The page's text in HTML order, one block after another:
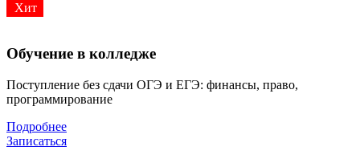
Хит
Обучение в колледже
Поступление без сдачи ОГЭ и ЕГЭ: финансы, право,
программирование
Подробнее
Записаться